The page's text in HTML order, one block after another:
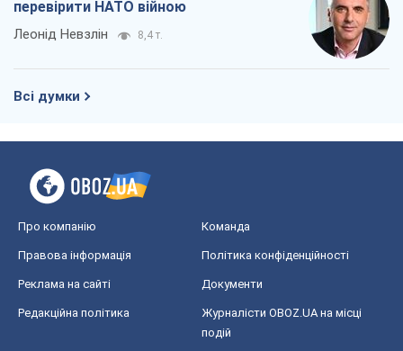
перевірити НАТО війною
Леонід Невзлін 8,4 т.
Всі думки
Про компанію Команда
Правова інформація Політика конфіденційності
Реклама на сайті Документи
Редакційна політика
Журналісти OBOZ.UA на місці
подій